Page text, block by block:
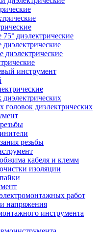
диэлектрические
диэлектрические
инструмент
головок диэлектрических
резьбы
кабеля и клемм
изоляции
работ
напряжения
инструмента